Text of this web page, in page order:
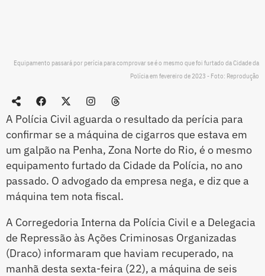
Equipamento passará por perícia para comprovar se é o mesmo que foi furtado da Cidade da
Polícia em fevereiro de 2023 - Foto: Reprodução
A Polícia Civil aguarda o resultado da perícia para
confirmar se a máquina de cigarros que estava em
um galpão na Penha, Zona Norte do Rio, é o mesmo
equipamento furtado da Cidade da Polícia, no ano
passado. O advogado da empresa nega, e diz que a
máquina tem nota fiscal.
A Corregedoria Interna da Polícia Civil e a Delegacia
de Repressão às Ações Criminosas Organizadas
(Draco) informaram que haviam recuperado, na
manhã desta sexta-feira (22), a máquina de seis